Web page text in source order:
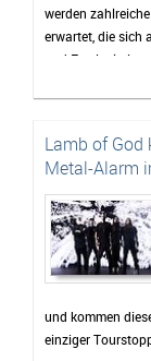
werden
erwartet, die sich
und
Das Highfield
Rock, Indie,
Jahr ein bunt
Auch 2026
dem Programm,
Feiern bringen
Spannung
Bands.
Mindestens
viele Gäste das
beginnt das
Lamb of
Metal-Alarm
und kommen
einziger